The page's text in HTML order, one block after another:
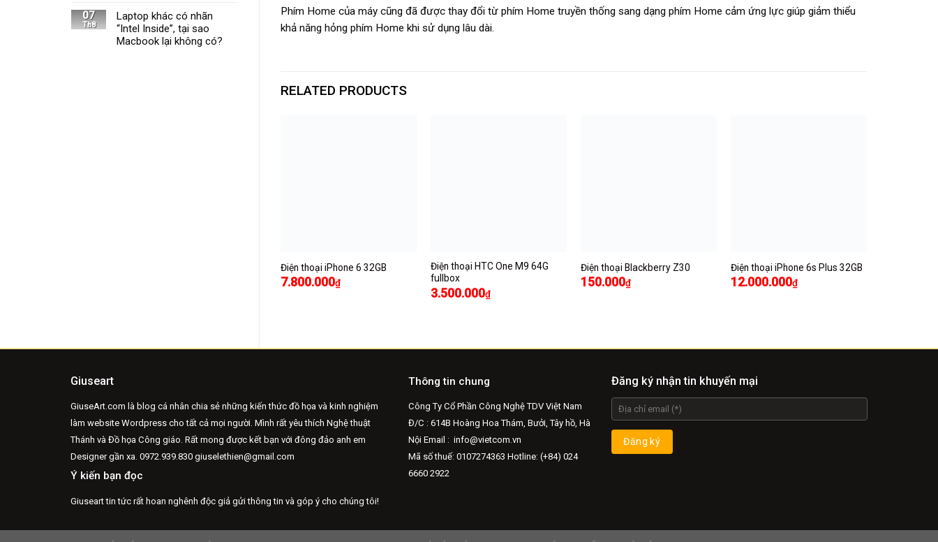
Phím Home của máy cũng đã được thay đổi từ phím Home truyền thống sang dạng phím Home cảm ứng lực giúp giảm thiểu
khả năng hỏng phím Home khi sử dụng lâu dài.
RELATED PRODUCTS
Điện thoại iPhone 6 32GB
7.800.000₫
Điện thoại HTC One M9 64G
fullbox
3.500.000₫
Điện thoại Blackberry Z30
150.000₫
Điện thoại iPhone 6s Plus 32GB
12.000.000₫
07
Th8
Laptop khác có nhãn
“Intel Inside”, tại sao
Macbook lại không có?
Giuseart
GiuseArt.com là blog cá nhân chia sẻ những kiến thức đồ họa và kinh nghiệm
làm website Wordpress cho tất cả mọi người. Mình rất yêu thích Nghệ thuật
Thánh và Đồ họa Công giáo. Rất mong được kết bạn với đông đảo anh em
Designer gần xa. 0972.939.830 giuselethien@gmail.com
Ý kiến bạn đọc
Giuseart tin tức rất hoan nghênh độc giả gửi thông tin và góp ý cho chúng tôi!
Thông tin chung
Công Ty Cổ Phần Công Nghệ TDV Việt Nam
Đ/C : 614B Hoàng Hoa Thám, Bưởi, Tây hồ, Hà
Nội Email : info@vietcom.vn
Mã số thuế: 0107274363 Hotline: (+84) 024
6660 2922
Đăng ký nhận tin khuyến mại